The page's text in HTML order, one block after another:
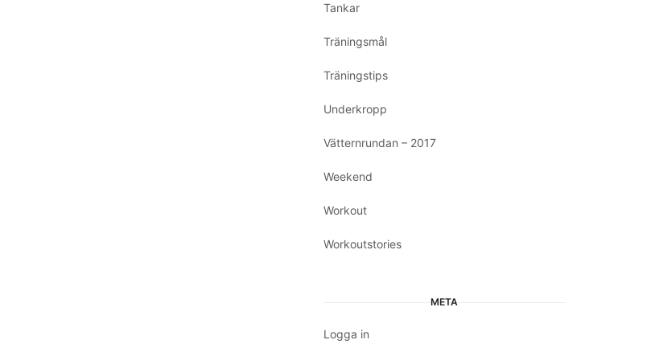
Tankar
Träningsmål
Träningstips
Underkropp
Vätternrundan – 2017
Weekend
Workout
Workoutstories
META
Logga in